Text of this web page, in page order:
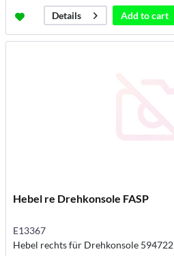
Details
Add tocart
Hebel re Drehkonsole FASP
E13367
Hebel rechts für Drehkonsole 594722